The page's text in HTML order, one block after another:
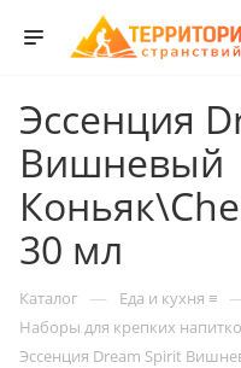
Эссенция
Вишневый
30 мл
Каталог — Еда и кухня ≡
Наборы для крепких
Эссенция Dream Spirit